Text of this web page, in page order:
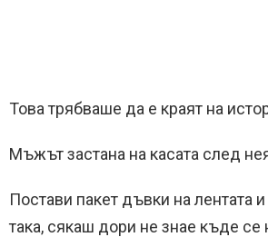
Това трябваше да е краят на
Мъжът застана на касата след
Постави пакет дъвки на лентата
така, сякаш дори не знае къде се